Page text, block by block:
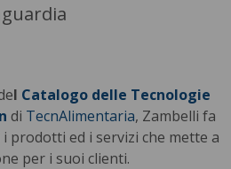
l Catalogo delle Tecnologie
di TecnAlimentaria, Zambelli fa
prodotti ed i servizi che mette a
per i suoi clienti.